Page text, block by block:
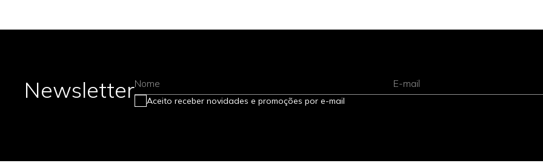
NewsletterNome E-mail
Aceito receber novidades e promoções por e-mail